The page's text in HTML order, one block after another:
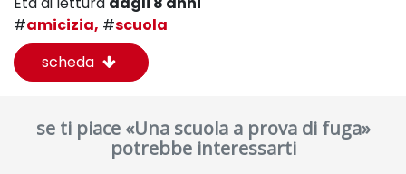
#amicizia, #scuola
scheda
se ti piace «Una scuola a prova di fuga»
potrebbe interessarti